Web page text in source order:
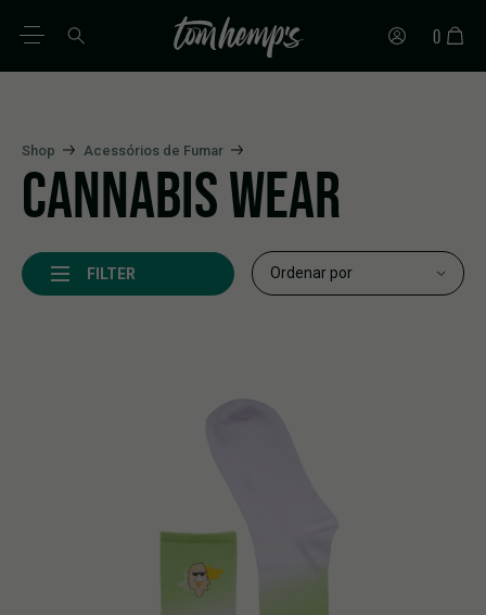
0
Shop Acessórios de Fumar
CANNABIS WEAR
FILTER